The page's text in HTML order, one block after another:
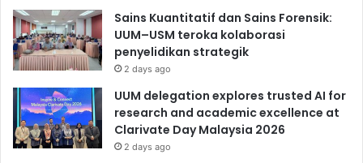
Sains Kuantitatif dan Sains Forensik:
UUM–USM teroka kolaborasi
penyelidikan strategik
2 days ago
UUM delegation explores trusted AI for
research and academic excellence at
Clarivate Day Malaysia 2026
2 days ago